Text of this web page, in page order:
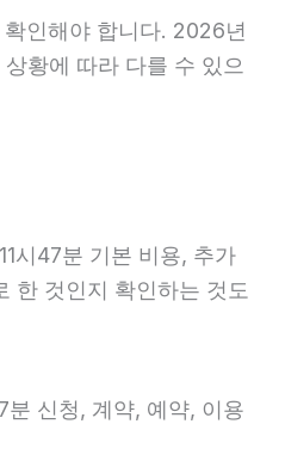
인해야 합니다. 2026년
황에 따라 다를 수 있으
시47분 기본 비용, 추가
한 것인지 확인하는 것도
신청, 계약, 예약, 이용